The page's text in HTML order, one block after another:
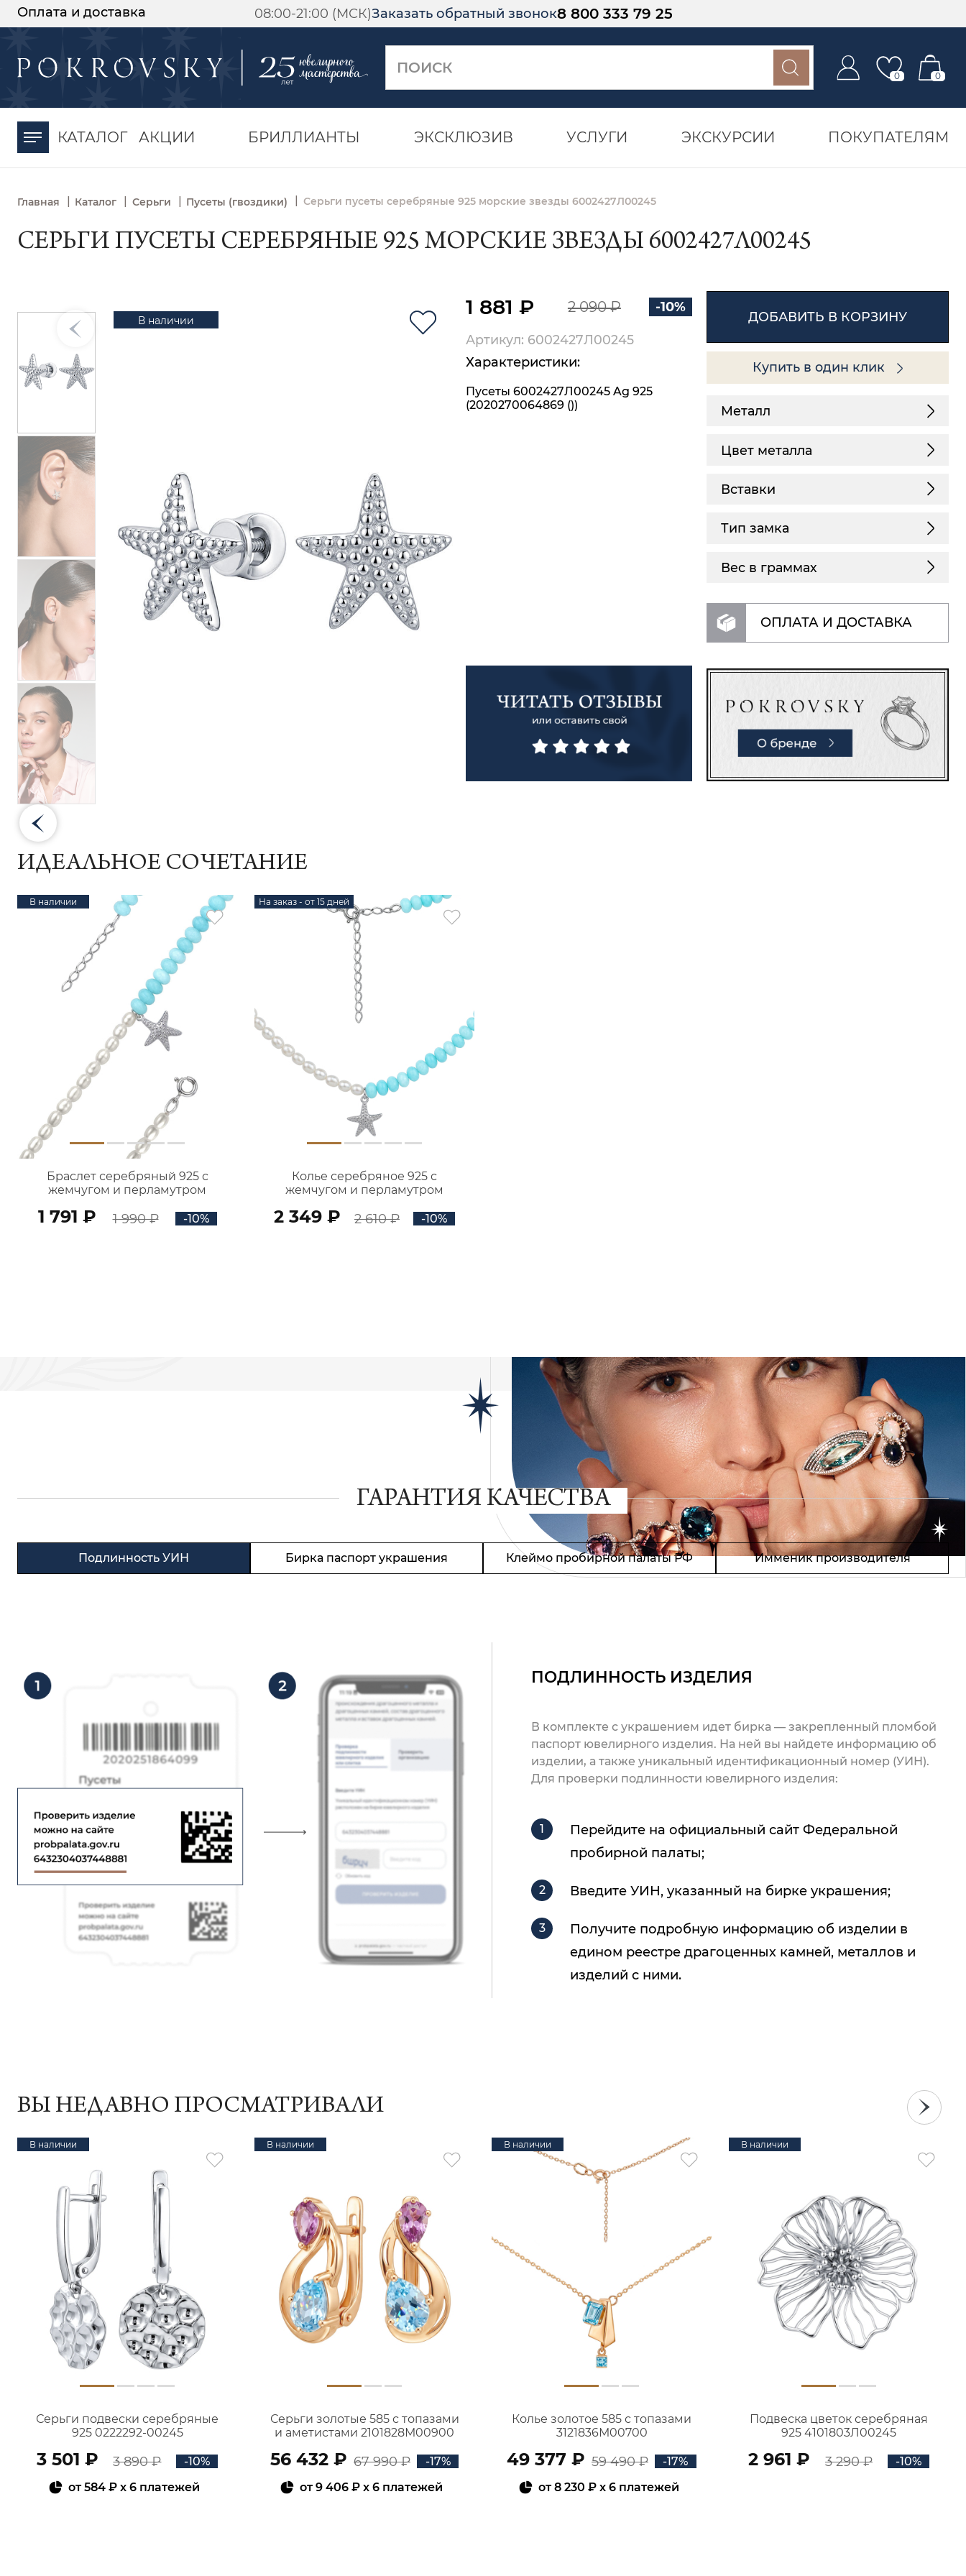
Оплата и доставка 08:00-21:00 (МСК)Заказать обратный звонок8 800 333 79 25
0 0
КАТАЛОГ АКЦИИ БРИЛЛИАНТЫ ЭКСКЛЮЗИВ УСЛУГИ ЭКСКУРСИИ ПОКУПАТЕЛЯМ
Главная | Каталог | Серьги | Пусеты (гвоздики) Серьги пусеты серебряные 925 морские звезды 6002427Л00245
СЕРЬГИ ПУСЕТЫ СЕРЕБРЯНЫЕ 925 МОРСКИЕ ЗВЕЗДЫ 6002427Л00245
В наличии
1 881 ₽ 2 090 ₽ -10%
Артикул: 6002427Л00245
Характеристики:
Пусеты 6002427Л00245 Ag 925
(2020270064869 ())
ДОБАВИТЬ В КОРЗИНУ
Купить в один клик
Металл
Цвет металла
Вставки
Тип замка
Вес в граммах
ОПЛАТА И ДОСТАВКА
ИДЕАЛЬНОЕ СОЧЕТАНИЕ
В наличии
Браслет серебряный 925 с
жемчугом и перламутром
1 791 ₽ 1 990 ₽ -10%
На заказ - от 15 дней
Колье серебряное 925 с
жемчугом и перламутром
2 349 ₽ 2 610 ₽ -10%
ГАРАНТИЯ КАЧЕСТВА
Подлинность УИН Бирка паспорт украшения Клеймо пробирной палаты РФ Имменик производителя
ПОДЛИННОСТЬ ИЗДЕЛИЯ
В комплекте с украшением идет бирка — закрепленный пломбой
паспорт ювелирного изделия. На ней вы найдете информацию об
изделии, а также уникальный идентификационный номер (УИН).
Для проверки подлинности ювелирного изделия:
Перейдите на официальный сайт Федеральной
пробирной палаты;
Введите УИН, указанный на бирке украшения;
Получите подробную информацию об изделии в
едином реестре драгоценных камней, металлов и
изделий с ними.
ВЫ НЕДАВНО ПРОСМАТРИВАЛИ
В наличии
Серьги подвески серебряные
925 0222292-00245
3 501 ₽ 3 890 ₽
-10%
от584 ₽ x 6 платежей
В наличии
Серьги золотые 585 с топазами
и аметистами 2101828М00900
56 432 ₽ 67 990 ₽
-17%
от9 406 ₽ x 6 платежей
В наличии
Колье золотое 585 с топазами
3121836М00700
49 377 ₽ 59 490 ₽
-17%
от8 230 ₽x 6 платежей
В наличии
Подвеска цветок серебряная
925 4101803Л00245
2 961 ₽ 3 290 ₽ -10%
-30%
момента оплаты